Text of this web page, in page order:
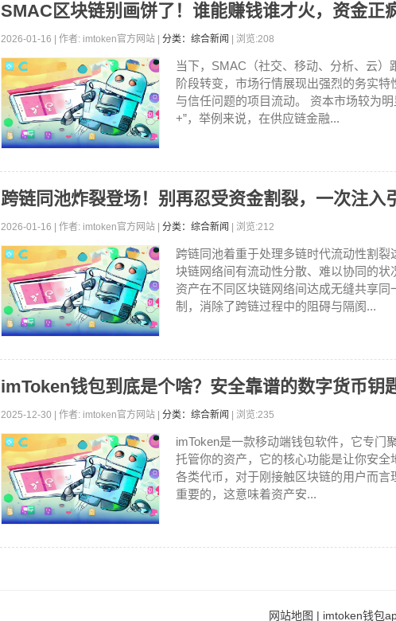
SMAC区块链别画饼了！谁能赚钱谁才火，资金正
2026-01-16 | 作者: imtoken官方网站 | 分类：综合新闻 | 浏览:208
当下，SMAC（社交、移动、分析、云
阶段转变，市场行情展现出强烈的务实
与信任问题的项目流动。 资本市场较为
+”，举例来说，在供应链金融...
跨链同池炸裂登场！别再忍受资金割裂，一次注入
2026-01-16 | 作者: imtoken官方网站 | 分类：综合新闻 | 浏览:212
跨链同池着重于处理多链时代流动性割
块链网络间有流动性分散、难以协同的
资产在不同区块链网络间达成无缝共享
制，消除了跨链过程中的阻碍与隔阂...
imToken钱包到底是个啥？安全靠谱的数字货币钥
2025-12-30 | 作者: imtoken官方网站 | 分类：综合新闻 | 浏览:235
imToken是一款移动端钱包软件，它专门
托管你的资产，它的核心功能是让你安
各类代币，对于刚接触区块链的用户而言
重要的，这意味着资产安...
网站地图 | imtoken钱包